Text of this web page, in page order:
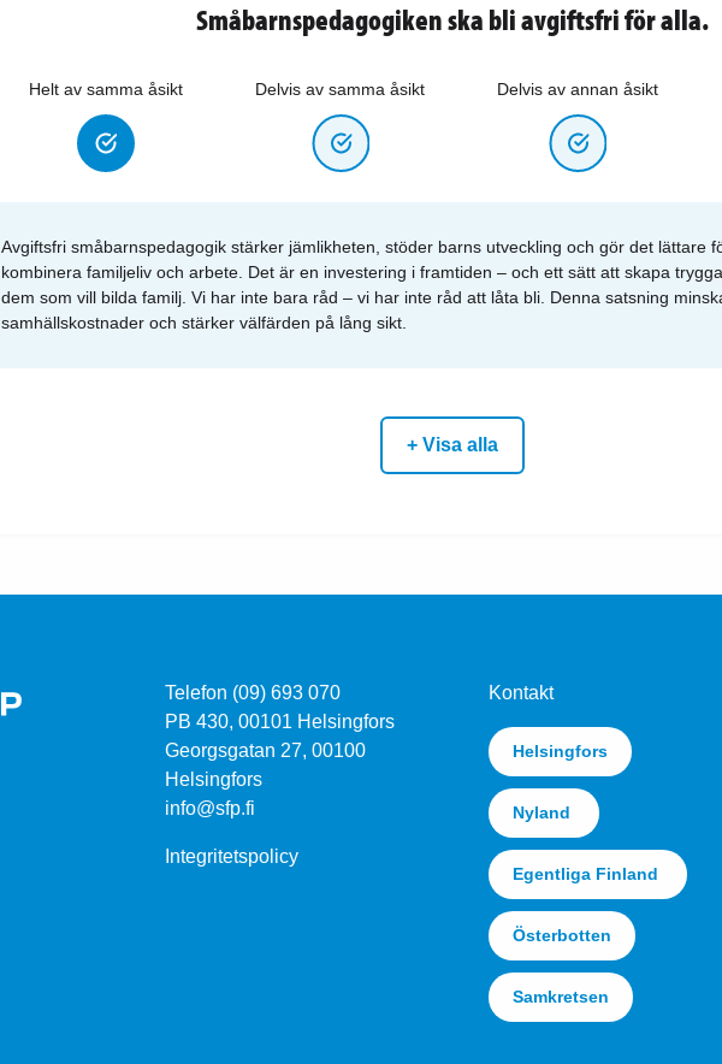
Småbarnspedagogiken ska bli avgiftsfri för alla.
Helt av samma åsikt Delvis av samma åsikt Delvis av annan åsikt
Avgiftsfri småbarnspedagogik stärker jämlikheten, stöder barns utveckling och gör det lättare
kombinera familjeliv och arbete. Det är en investering i framtiden – och ett sätt att skapa
dem som vill bilda familj. Vi har inte bara råd – vi har inte råd att låta bli. Denna satsning
samhällskostnader och stärker välfärden på lång sikt.
+ Visa alla
Telefon (09) 693 070
PB 430, 00101 Helsingfors
Georgsgatan 27, 00100
Helsingfors
info@sfp.fi
Integritetspolicy
Kontakt
Helsingfors
Nyland
Egentliga Finland
Österbotten
Samkretsen